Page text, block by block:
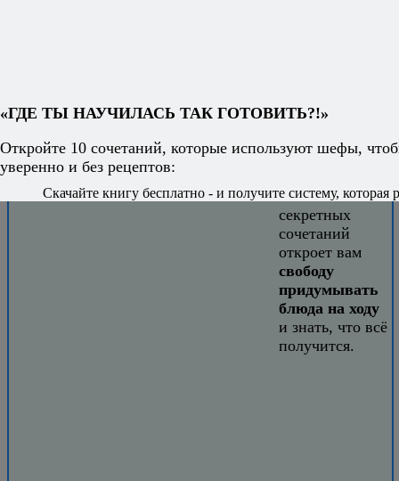
готовить без
рецептов -
уверенно и
легко?
Книга
секретных
сочетаний
откроет вам
свободу
придумывать
блюда на ходу
и знать, что всё
получится.
«ГДЕ ТЫ НАУЧИЛАСЬ ТАК ГОТОВИТЬ?!»
Откройте 10 сочетаний, которые используют шефы,
уверенно и без рецептов:
Скачайте книгу бесплатно - и получите систему, которая